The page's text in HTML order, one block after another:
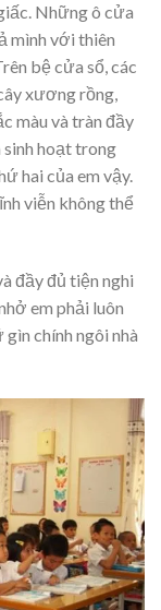
Những ô cửa
mình với thiên
bệ cửa sổ, các
xương rồng,
màu và tràn đầy
sinh hoạt trong
hai của em vậy.
viễn không thể
đầy đủ tiện nghi
em phải luôn
chính ngôi nhà